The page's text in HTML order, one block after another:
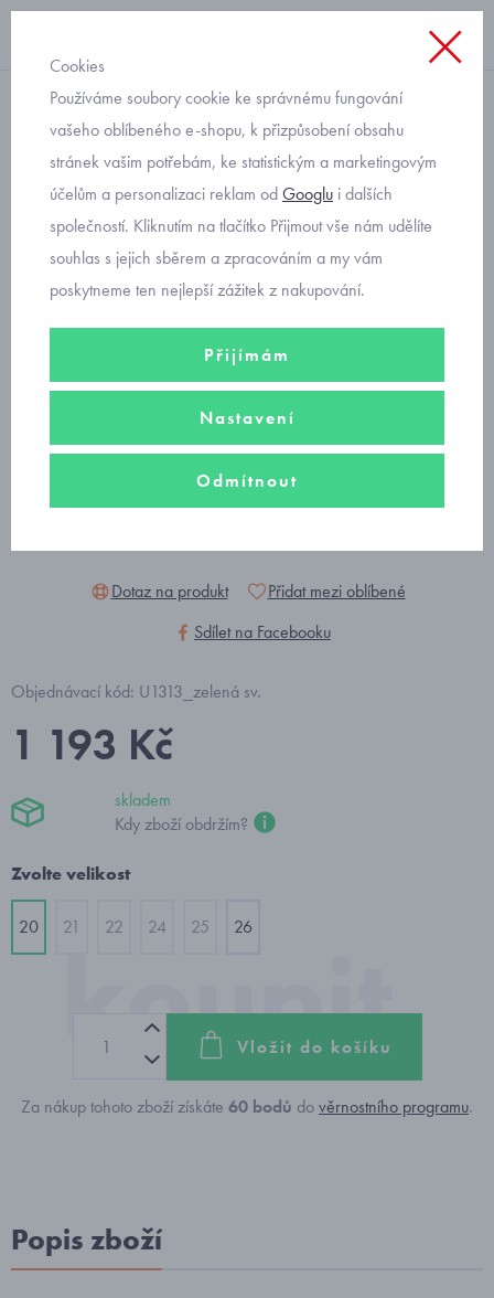
dívčí
dětské sandály s barevnými
kytičkami Primigi 3908122
Dotaz na produkt
Přidat mezi oblíbené
Sdílet na Facebooku
Objednávací kód: U1313_zelená sv.
1 193 Kč
skladem
Kdy zboží obdržím?
Zvolte velikost
20 21 22 24 25 26
Vložit do košíku
Za nákup tohoto zboží získáte 60 bodů dověrnostního programu.
Popis zboží
Cookies
Používáme soubory cookie ke správnému fungování
vašeho oblíbeného e-shopu, k přizpůsobení obsahu
stránek vašim potřebám, ke statistickým a marketingovým
účelům a personalizaci reklam odGooglu i dalších
společností. Kliknutím na tlačítko Přijmout vše nám udělíte
souhlas s jejich sběrem a zpracováním a my vám
poskytneme ten nejlepší zážitek z nakupování.
Přijímám
Nastavení
Odmítnout